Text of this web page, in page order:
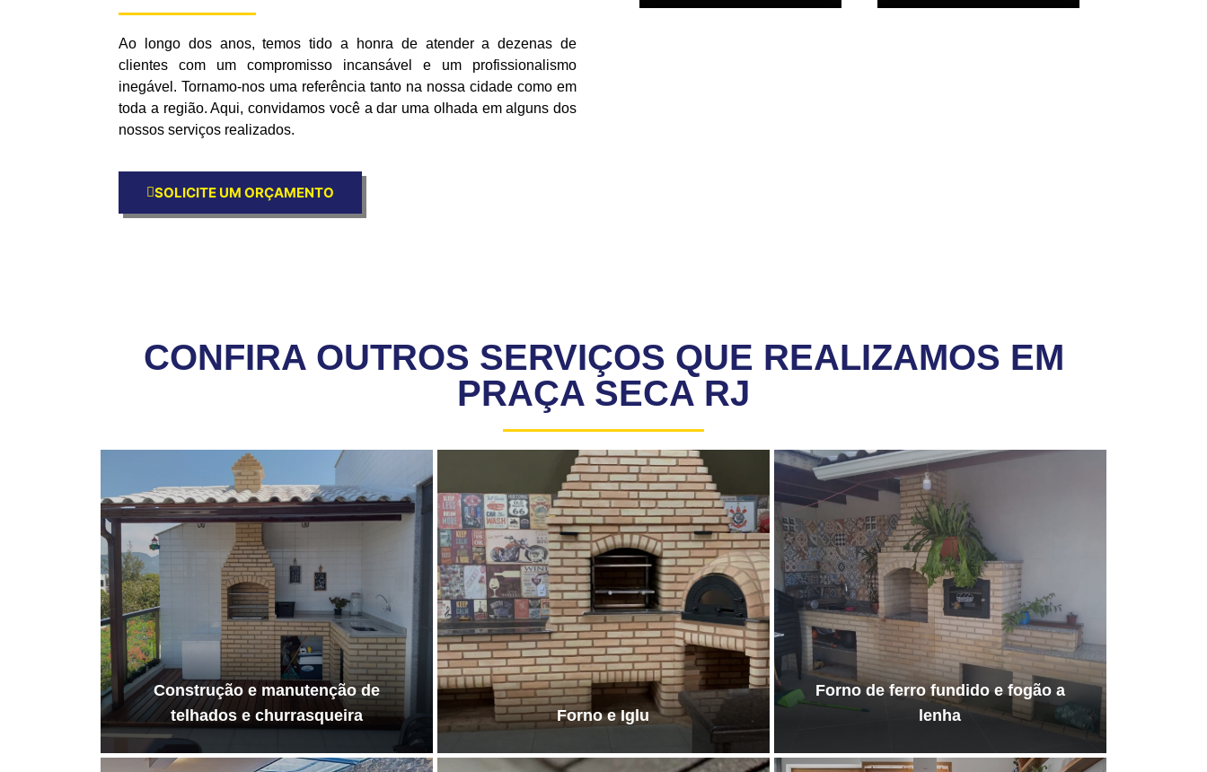
Ao longo dos anos, temos tido a honra de atender a dezenas de
clientes com um compromisso incansável e um profissionalismo
inegável. Tornamo-nos uma referência tanto na nossa cidade como em
toda a região. Aqui, convidamos você a dar uma olhada em alguns dos
nossos serviços realizados.
SOLICITE UM ORÇAMENTO
CONFIRA OUTROS SERVIÇOS QUE REALIZAMOS EM
PRAÇA SECA RJ
Construção e manutenção de
telhados e churrasqueira
Forno e Iglu
Forno de ferro fundido e fogão a
lenha